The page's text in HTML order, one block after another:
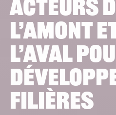
ACTEURS
L’AMONT
L’AVAL
FILIÈRES